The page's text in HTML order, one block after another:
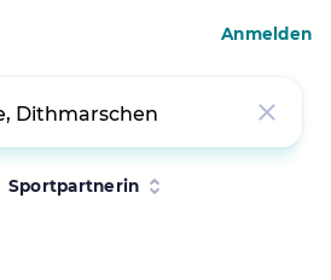
Sportpartnerin
Anmelden